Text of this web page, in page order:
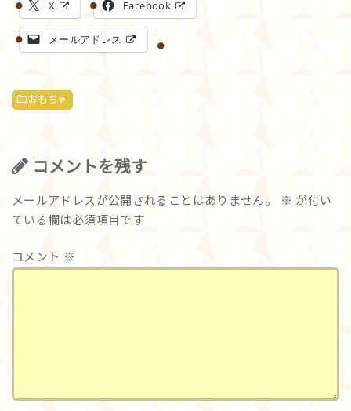
X Facebook
メールアドレス
おもちゃ
コメントを残す
メールアドレスが公開されることはありません。 ※ が付い
ている欄は必須項目です
コメント ※